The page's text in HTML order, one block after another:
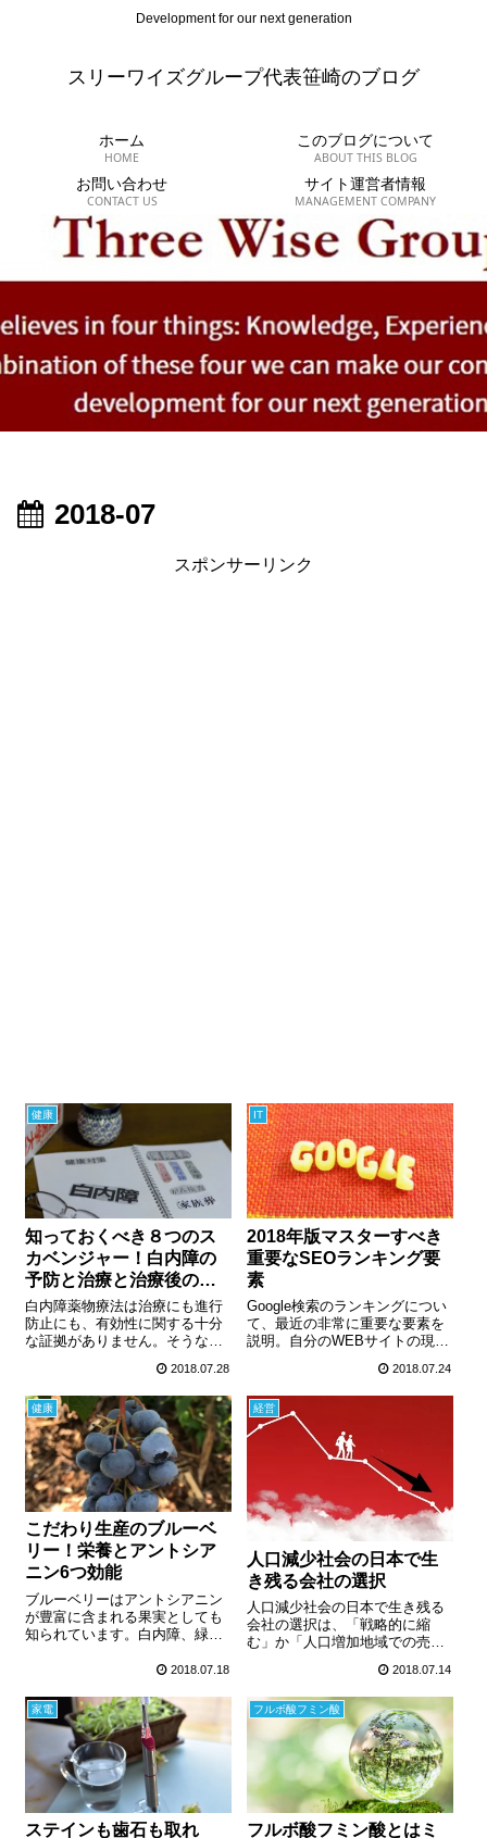
Development for our next generation
スリーワイズグループ代表笹崎のブログ
ホーム
HOME
このブログについて
ABOUT THIS BLOG
お問い合わせ
CONTACT US
サイト運営者情報
MANAGEMENT COMPANY
2018-07
スポンサーリンク
健康
知っておくべき８つのス
カベンジャー！白内障の
予防と治療と治療後のた
めに
白内障薬物療法は治療にも進行
防止にも、有効性に関する十分
な証拠がありません。そうなる
を少しでも取り除けないだろう
かという考えが生まれてきま
す。白内障の原因は水晶体への
酸化ストレスであり、酸化スト
レスから体を守ることが、白内
障の予防につながります。ビタ
ミン、ポリフェノール、フラボ
ノイド、カロテノイド、等々...
の抗酸化物質を積極的に摂取し
て、白内障の予防と進行防止と
治療後（手術後）の後発性白内
障の予防につなげましょう。
2018.07.28
IT
2018年版マスターすべき
重要なSEOランキング要
素
Google検索のランキングについ
て、最近の非常に重要な要素を
説明。自分のWEBサイトの現状
検索においてより高い順位を獲
得し、より多くのトラフィック
を得る。この記事を読むことで
ランキングを上げ、多くのトラ
フィックや閲覧数を得る為の３
つの具体的な方法をマスターで
2018.07.24
健康
こだわり生産のブルーベ
リー！栄養とアントシア
ニン6つ効能
ブルーベリーはアントシアニン
が豊富に含まれる果実としても
知られています。白内障、緑内
眼精疲労、アレルギー疾患（花
があります。日本一美味しいブ
ルーベリーを目指している山内
社長のブルーベリーをご紹介し
ます。
2018.07.18
経営
人口減少社会の日本で生
き残る会社の選択
人口減少社会の日本で生き残る
会社の選択は、「戦略的に縮
む」か「人口増加地域での売り
と思います。「人口増加地域
（海外）で売り上げを伸ばす
か」または「日本国内で戦略的
に縮むか」、を決めて自社の事
業継承や存続に自信を付けまし
ょう！
2018.07.14
家電
ステインも歯石も取れ
フルボ酸フミン酸
フルボ酸フミン酸とはミ